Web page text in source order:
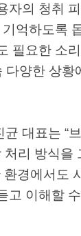
자의 청취
억하도록
필요한 소
다양한 상황
균 대표는 “
리 방식을
환경에서도
고 이해할